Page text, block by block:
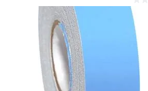
Подписаться
Купить в 1 клик Сравнение
В избранное Недоступно